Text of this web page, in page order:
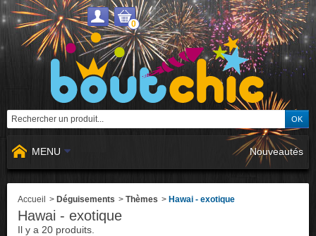
0
MENU Nouveautés
Accueil > Déguisements > Thèmes > Hawai - exotique
Hawai - exotique
Il y a 20 produits.